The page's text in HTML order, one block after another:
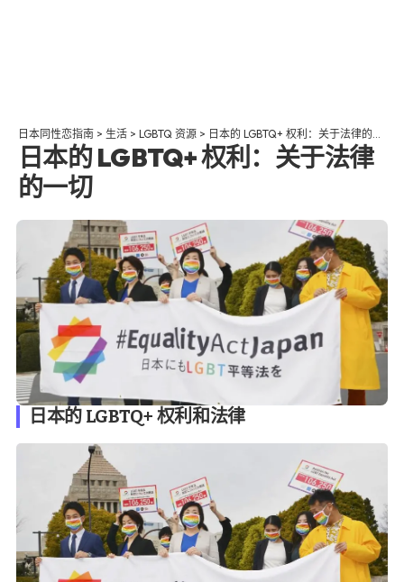
日本同性恋指南 > 生活 > LGBTQ 资源 > 日本的 LGBTQ+ 权利：关于法律的一切
日本的 LGBTQ+ 权利：关于法律
的一切
日本的 LGBTQ+ 权利和法律